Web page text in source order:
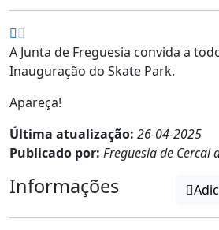
A Junta de Freguesia convida a
Inauguração do Skate Park.
Apareça!
Última atualização: 26-04-2025
Publicado por: Freguesia de Cercal
Informações